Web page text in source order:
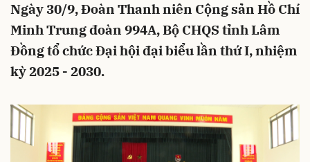
Ngày 30/9, Đoàn Thanh niên Cộng sản Hồ Chí
Minh Trung đoàn 994A, Bộ CHQS tỉnh Lâm
Đồng tổ chức Đại hội đại biểu lần thứ I, nhiệm
kỳ 2025 - 2030.
Hủy Gửi